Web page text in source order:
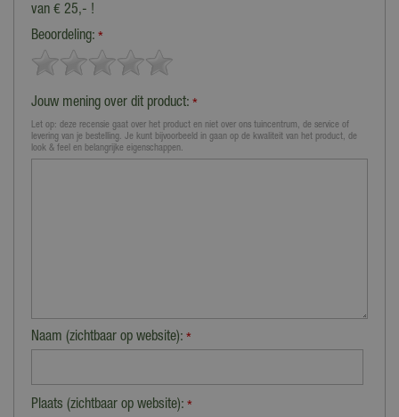
van € 25,- !
Beoordeling: *
Jouw mening over dit product: *
Let op: deze recensie gaat over het product en niet over ons tuincentrum, de service of
levering van je bestelling. Je kunt bijvoorbeeld in gaan op de kwaliteit van het product, de
look & feel en belangrijke eigenschappen.
Naam (zichtbaar op website): *
Plaats (zichtbaar op website): *